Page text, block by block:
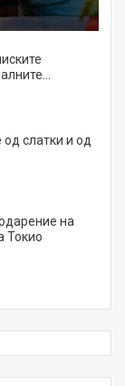
слатки и од
на
Токио